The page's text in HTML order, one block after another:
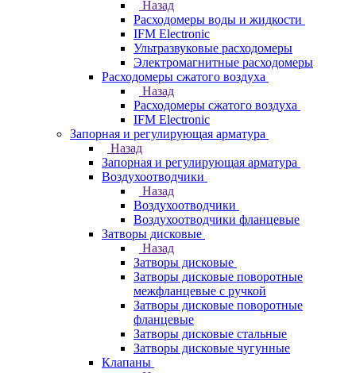
Назад
Расходомеры воды и жидкости
IFM Electronic
Ультразвуковые расходомеры
Электромагнитные расходомеры
Расходомеры сжатого воздуха
Назад
Расходомеры сжатого воздуха
IFM Electronic
Запорная и регулирующая арматура
Назад
Запорная и регулирующая арматура
Воздухоотводчики
Назад
Воздухоотводчики
Воздухоотводчики фланцевые
Затворы дисковые
Назад
Затворы дисковые
Затворы дисковые поворотные
межфланцевые с ручкой
Затворы дисковые поворотные
фланцевые
Затворы дисковые стальные
Затворы дисковые чугунные
Клапаны